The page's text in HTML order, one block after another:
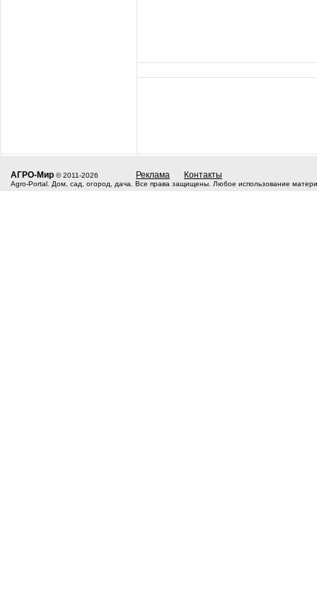
АГРО-Мир © 2011-2026 Реклама Контакты
Agro-Portal. Дом, сад, огород, дача. Все права защищены. Любое использование